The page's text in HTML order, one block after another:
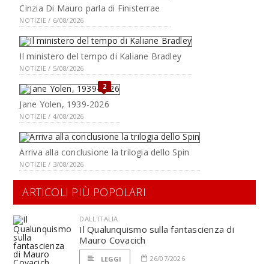
Cinzia Di Mauro parla di Finisterrae
NOTIZIE / 6/08/2026
Il ministero del tempo di Kaliane Bradley
NOTIZIE / 5/08/2026
2
Jane Yolen, 1939-2026
NOTIZIE / 4/08/2026
Arriva alla conclusione la trilogia dello Spin
NOTIZIE / 3/08/2026
ARTICOLI PIÙ POPOLARI
DALL'ITALIA
Il Qualunquismo sulla fantascienza di
Mauro Covacich
LEGGI 26/07/2026